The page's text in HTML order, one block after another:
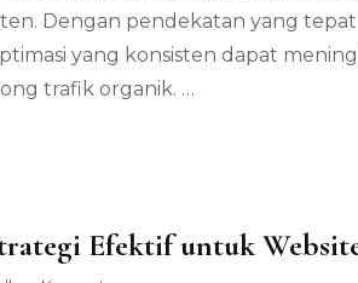
bagi
Pengelola
Dengan pendekatan yang
yang konsisten dapat
trafik organik. …
Efektif untuk